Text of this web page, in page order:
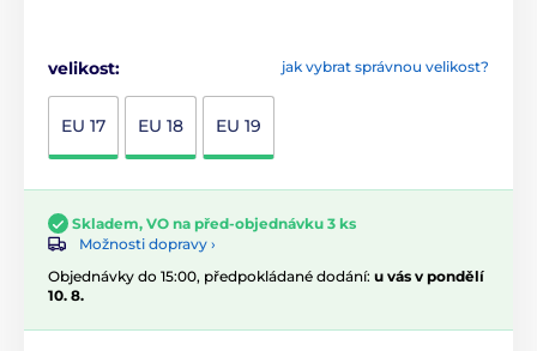
jak vybrat správnou velikost?
velikost:
EU 17 EU 18 EU 19
Skladem, VO na před-objednávku 3 ks
Možnosti dopravy ›
Objednávky do 15:00, předpokládané dodání: u vás v pondělí
10. 8.